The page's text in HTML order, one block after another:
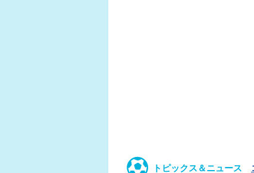
トピックス＆ニュース